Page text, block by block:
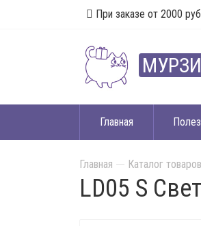
При заказе от 2000
Главная
Главная Каталог товаров
LD05 S